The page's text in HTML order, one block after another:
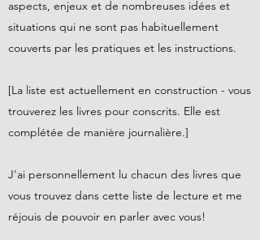
aspects, enjeux et de nombreuses idées et
situations qui ne sont pas habituellement
couverts par les pratiques et les instructions.
[La liste est actuellement en construction - vous
trouverez les livres pour conscrits. Elle est
complétée de manière journalière.]
J'ai personnellement lu chacun des livres que
vous trouvez dans cette liste de lecture et me
réjouis de pouvoir en parler avec vous!